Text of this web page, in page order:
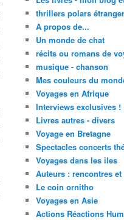
thrillers polars
A propos de...
Un monde de chat
récits ou romans de
musique - chanson
Mes couleurs du
Voyages en Afrique
Interviews exclusives !
Livres autres - divers
Voyage en Bretagne
Spectacles concerts
Voyages dans les iles
Auteurs : rencontres
Le coin ornitho
Voyages en Asie
Actions Réactions